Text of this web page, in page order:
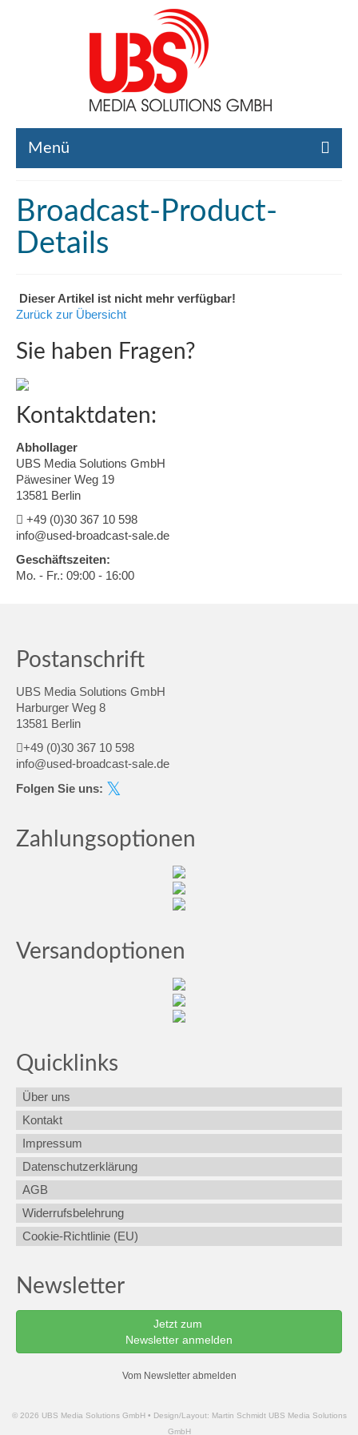
Menü
Liste gebrauchte Broadcast-Technik
Kontakt
Broadcast-Product-
Details
Dieser Artikel ist nicht mehr verfügbar!
Zurück zur Übersicht
Sie haben Fragen?
Kontaktdaten:
Abhollager
UBS Media Solutions GmbH
Päwesiner Weg 19
13581 Berlin
+49 (0)30 367 10 598
info@used-broadcast-sale.de
Geschäftszeiten:
Mo. - Fr.: 09:00 - 16:00
Postanschrift
UBS Media Solutions GmbH
Harburger Weg 8
13581 Berlin
+49 (0)30 367 10 598
info@used-broadcast-sale.de
Folgen Sie uns:
Zahlungsoptionen
Versandoptionen
Quicklinks
Über uns
Kontakt
Impressum
Datenschutzerklärung
AGB
Widerrufsbelehrung
Cookie-Richtlinie (EU)
Newsletter
Jetzt zum
Newsletter anmelden
Vom Newsletter abmelden
© 2026 UBS Media Solutions GmbH • Design/Layout: Martin Schmidt UBS Media Solutions
GmbH